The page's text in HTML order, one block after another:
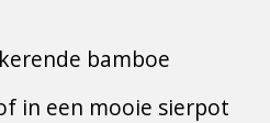
bamboe
in een mooie sierpot